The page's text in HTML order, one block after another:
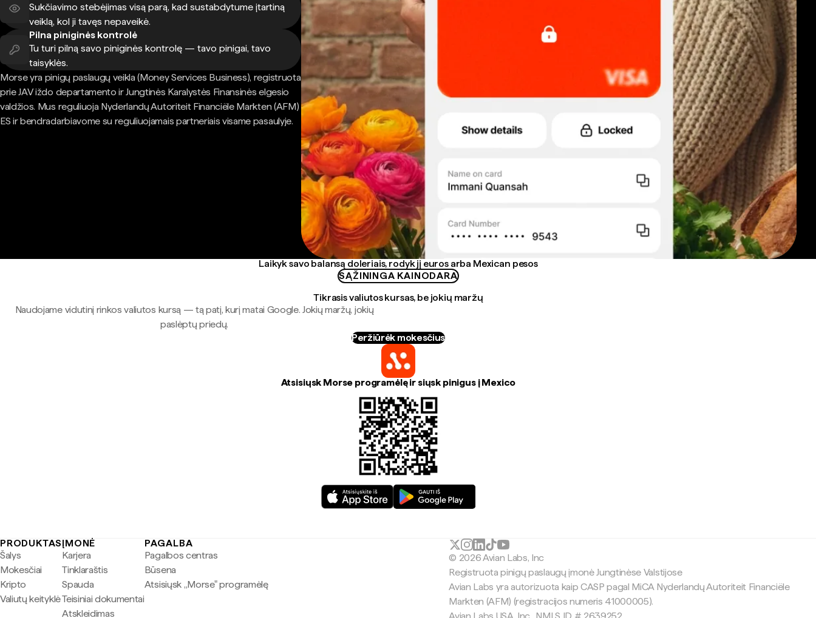
Sukčiavimo stebėjimas visą parą, kad sustabdytume įtartiną
veiklą, kol ji tavęs nepaveikė.
Pilna piniginės kontrolė
Tu turi pilną savo piniginės kontrolę — tavo pinigai, tavo
taisyklės.
Morse yra pinigų paslaugų veikla (Money Services Business), registruota
prie JAV iždo departamento ir Jungtinės Karalystės Finansinės elgesio
valdžios. Mus reguliuoja Nyderlandų Autoriteit Financiële Markten (AFM)
ES ir bendradarbiavome su reguliuojamais partneriais visame pasaulyje.
Laikyk savo balansą doleriais, rodyk jį euros arba Mexican pesos
SĄŽININGA KAINODARA
Tikrasis valiutos kursas, be jokių maržų
Naudojame vidutinį rinkos valiutos kursą — tą patį, kurį matai Google. Jokių maržų, jokių
paslėptų priedų.
Peržiūrėk mokesčius
Atsisiųsk Morse programėlę ir siųsk pinigus į Mexico
PRODUKTAS
Šalys
Mokesčiai
Kripto
Valiutų keityklė
ĮMONĖ
Karjera
Tinklaraštis
Spauda
Teisiniai dokumentai
Atskleidimas
PAGALBA
Pagalbos centras
Būsena
Atsisiųsk „Morse" programėlę
© 2026 Avian Labs, Inc
Registruota pinigų paslaugų įmonė Jungtinėse Valstijose
Avian Labs yra autorizuota kaip CASP pagal MiCA Nyderlandų Autoriteit Financiële
Markten (AFM) (registracijos numeris 41000005).